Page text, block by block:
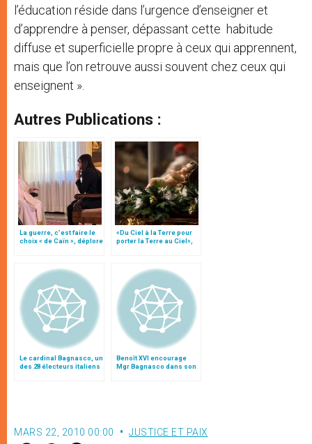
l’éducation réside dans l’urgence d’enseigner et
d’apprendre à penser, dépassant cette habitude
diffuse et superficielle propre à ceux qui apprennent,
mais que l’on retrouve aussi souvent chez ceux qui
enseignent ».
Autres Publications :
La guerre, c’est faire le
choix « de Caïn », déplore
«Du Ciel à la Terre pour
porter la Terre au Ciel»,
Le cardinal Bagnasco, un
des 28 électeurs italiens
Benoît XVI encourage
Mgr Bagnasco dans son
MARS 22, 2010 00:00 JUSTICE ET PAIX